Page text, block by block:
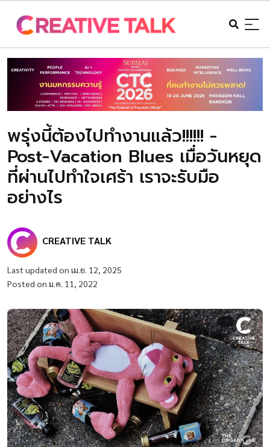
พรุ่งนี้ต้องไปทำงานแล้ว!!!!!! -
Post-Vacation Blues เมื่อวันหยุด
ที่ผ่านไปทำใจเศร้า เราจะรับมือ
อย่างไร
CREATIVE TALK
Last updated on เม.ย. 12, 2025
Posted on ม.ค. 11, 2022